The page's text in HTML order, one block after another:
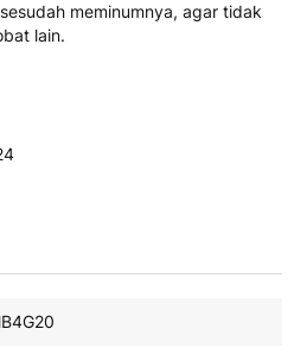
meminumnya, agar tidak
lain.